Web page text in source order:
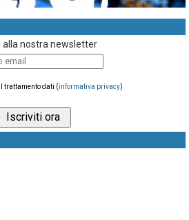
alla nostra newsletter
trattamento dati (informativa privacy)